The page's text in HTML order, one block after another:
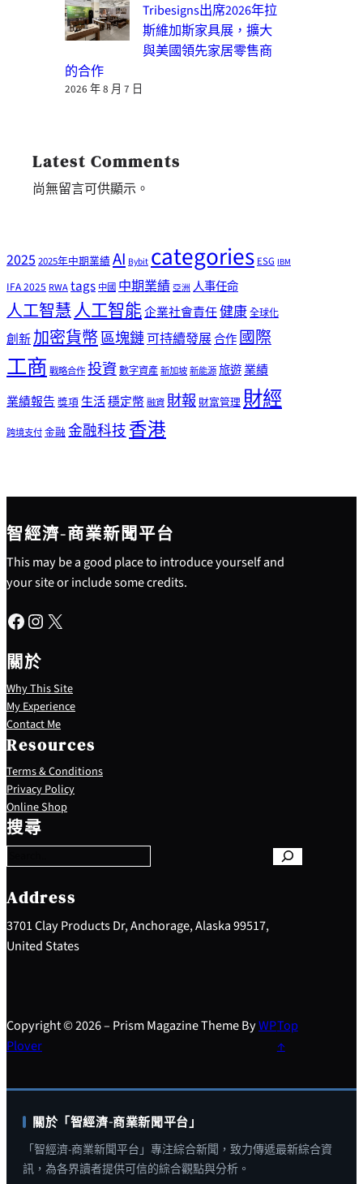
Tribesigns出席2026年拉
斯維加斯家具展，擴大
與美國領先家居零售商
的合作
2026 年 8 月 7 日
Latest Comments
尚無留言可供顯示。
20252025年中期業績AI Bybitcategories ESG IBM
IFA 2025 RWAtags 中國 中期業績 亞洲 人事任命
人工智慧人工智能企業社會責任健康全球化
創新加密貨幣區塊鏈可持續發展合作國際
工商戰略合作投資數字資產新加坡新能源旅遊業績
業績報告獎項生活穩定幣融資財報 財富管理財經
跨境支付金融 金融科技香港
智經濟-商業新聞平台
This may be a good place to introduce yourself and
your site or include some credits.
Facebook Instagram X
關於
Why This Site
My Experience
Contact Me
Resources
Terms & Conditions
Privacy Policy
Online Shop
搜尋
S
e
a
c
h
Address
3701 Clay Products Dr, Anchorage, Alaska 99517,
United States
Copyright © 2026 – Prism Magazine Theme ByWP
Plover
Top
↑
關於「智經濟-商業新聞平台」
「智經濟-商業新聞平台」專注綜合新聞，致力傳遞最新綜合資
訊，為各界讀者提供可信的綜合觀點與分析。